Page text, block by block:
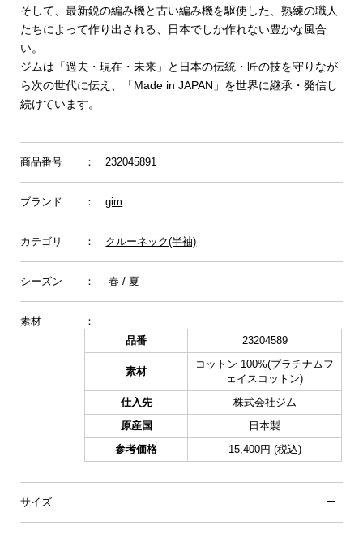
そして、最新鋭の編み機と古い編み機を駆使した、熟練の職人
たちによって作り出される、日本でしか作れない豊かな風合
い。
ジムは「過去・現在・未来」と日本の伝統・匠の技を守りなが
ら次の世代に伝え、「Made in JAPAN」を世界に継承・発信し
続けています。
商品番号 ： 232045891
ブランド ：gim
カテゴリ ： クルーネック(半袖)
シーズン ： 春 / 夏
素材
：
品番
23204589
素材
コットン 100%(プラチナムフ
ェイスコットン)
仕入先
株式会社ジム
原産国
日本製
参考価格
15,400円 (税込)
サイズ